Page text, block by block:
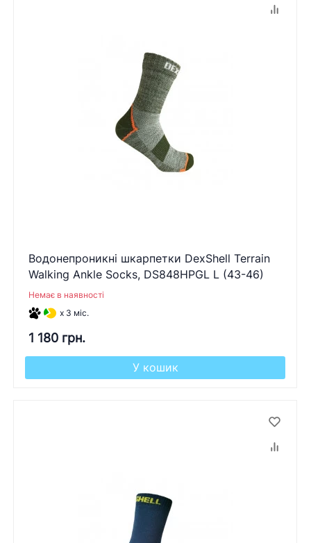
Водонепроникні шкарпетки DexShell Terrain
Walking Ankle Socks, DS848HPGL L (43-46)
Немає в наявності
x 3 міс.
1 180 грн.
У кошик